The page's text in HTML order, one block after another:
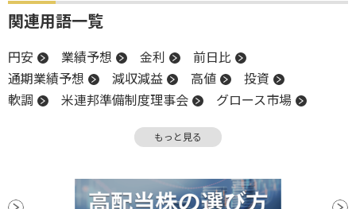
関連用語一覧
円安 業績予想 金利
前日比
通期業績予想
減収減益 高値
投資
軟調
米連邦準備制度理事会
グロース市場
年初来高値 反落
もっと見る